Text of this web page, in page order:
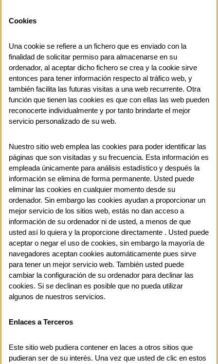
Cookies
Una cookie se refiere a un fichero que es enviado con la
finalidad de solicitar permiso para almacenarse en su
ordenador, al aceptar dicho fichero se crea y la cookie sirve
entonces para tener información respecto al tráfico web, y
también facilita las futuras visitas a una web recurrente. Otra
función que tienen las cookies es que con ellas las web pueden
reconocerte individualmente y por tanto brindarte el mejor
servicio personalizado de su web.
Nuestro sitio web emplea las cookies para poder identificar las
páginas que son visitadas y su frecuencia. Esta información es
empleada únicamente para análisis estadístico y después la
información se elimina de forma permanente. Usted puede
eliminar las cookies en cualquier momento desde su
ordenador. Sin embargo las cookies ayudan a proporcionar un
mejor servicio de los sitios web, estás no dan acceso a
información de su ordenador ni de usted, a menos de que
usted así lo quiera y la proporcione directamente . Usted puede
aceptar o negar el uso de cookies, sin embargo la mayoría de
navegadores aceptan cookies automáticamente pues sirve
para tener un mejor servicio web. También usted puede
cambiar la configuración de su ordenador para declinar las
cookies. Si se declinan es posible que no pueda utilizar
algunos de nuestros servicios.
Enlaces a Terceros
Este sitio web pudiera contener en laces a otros sitios que
pudieran ser de su interés. Una vez que usted de clic en estos